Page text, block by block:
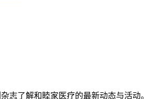
志了解和睦家医疗的最新动态与活动。